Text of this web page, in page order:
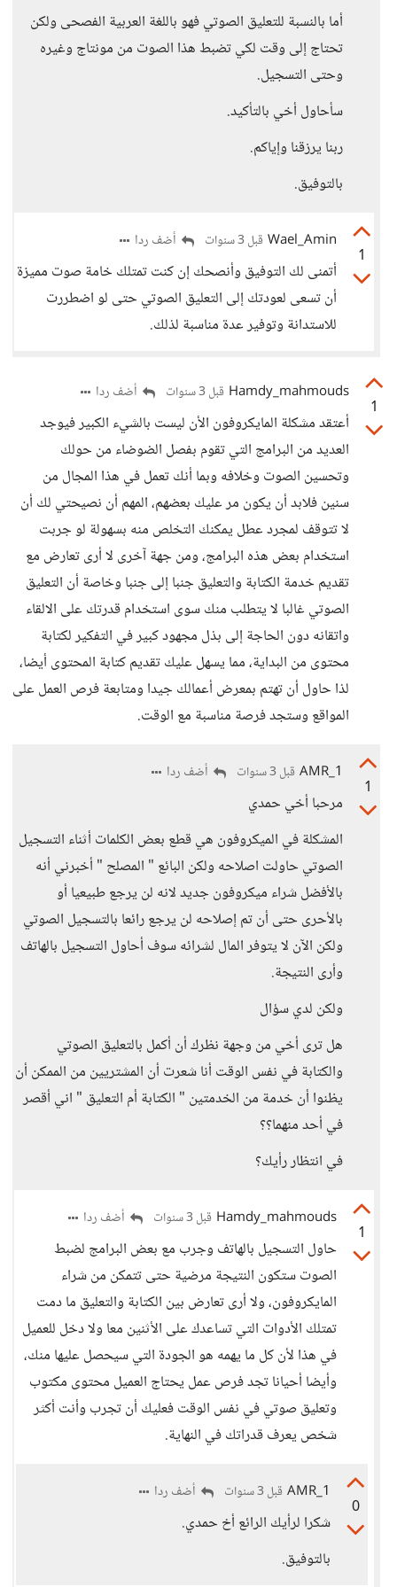
أما بالنسبة للتعليق الصوتي فهو باللغة العربية الفصحى ولكن
تحتاج إلى وقت لكي تضبط هذا الصوت من مونتاج وغيره
وحتى التسجيل.
سأحاول أخي بالتأكيد.
ربنا يرزقنا وإياكم.
بالتوفيق.
1
Wael_Amin قبل 3 سنوات أضف ردا
أتمنى لك التوفيق وأنصحك إن كنت تمتلك خامة صوت مميزة
أن تسعى لعودتك إلى التعليق الصوتي حتى لو اضطررت
للاستدانة وتوفير عدة مناسبة لذلك.
1
Hamdy_mahmouds قبل 3 سنوات أضف ردا
أعتقد مشكلة المايكروفون الأن ليست بالشيء الكبير فيوجد
العديد من البرامج التي تقوم بفصل الضوضاء من حولك
وتحسين الصوت وخلافه وبما أنك تعمل في هذا المجال من
سنين فلابد أن يكون مر عليك بعضهم، المهم أن نصيحتي لك أن
لا تتوقف لمجرد عطل يمكنك التخلص منه بسهولة لو جربت
استخدام بعض هذه البرامج، ومن جهة آخرى لا أرى تعارض مع
تقديم خدمة الكتابة والتعليق جنبا إلى جنبا وخاصة أن التعليق
الصوتي غالبا لا يتطلب منك سوى استخدام قدرتك على الالقاء
واتقانه دون الحاجة إلى بذل مجهود كبير في التفكير لكتابة
محتوى من البداية، مما يسهل عليك تقديم كتابة المحتوى أيضا،
لذا حاول أن تهتم بمعرض أعمالك جيدا ومتابعة فرص العمل على
المواقع وستجد فرصة مناسبة مع الوقت.
1
AMR_1 قبل 3 سنوات أضف ردا
مرحبا أخي حمدي
المشكلة في الميكروفون هي قطع بعض الكلمات أثناء التسجيل
الصوتي حاولت اصلاحه ولكن البائع " المصلح " أخبرني أنه
بالأفضل شراء ميكروفون جديد لانه لن يرجع طبيعيا أو
بالأحرى حتى أن تم إصلاحه لن يرجع رائعا بالتسجيل الصوتي
ولكن الآن لا يتوفر المال لشرائه سوف أحاول التسجيل بالهاتف
وأرى النتيجة.
ولكن لدي سؤال
هل ترى أخي من وجهة نظرك أن أكمل بالتعليق الصوتي
والكتابة في نفس الوقت أنا شعرت أن المشتريين من الممكن أن
يظنوا أن خدمة من الخدمتين " الكتابة أم التعليق " اني أقصر
في أحد منهما؟؟
في انتظار رأيك؟
1
Hamdy_mahmouds قبل 3 سنوات أضف ردا
حاول التسجيل بالهاتف وجرب مع بعض البرامج لضبط
الصوت ستكون النتيجة مرضية حتى تتمكن من شراء
المايكروفون، ولا أرى تعارض بين الكتابة والتعليق ما دمت
تمتلك الأدوات التي تساعدك على الأثنين معا ولا دخل للعميل
في هذا لأن كل ما يهمه هو الجودة التي سيحصل عليها منك،
وأيضا أحيانا تجد فرص عمل يحتاج العميل محتوى مكتوب
وتعليق صوتي في نفس الوقت فعليك أن تجرب وأنت أكثر
شخص يعرف قدراتك في النهاية.
0
AMR_1 قبل 3 سنوات أضف ردا
شكرا لرأيك الرائع أخ حمدي.
بالتوفيق.